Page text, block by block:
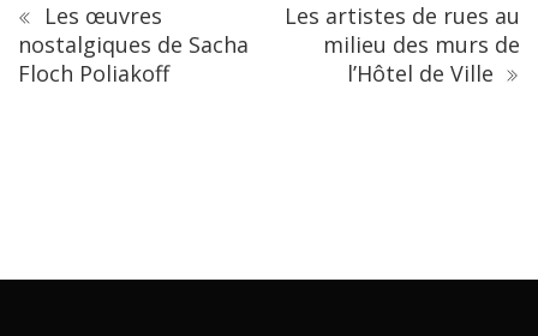
Les œuvres
nostalgiques de Sacha
Floch Poliakoff
Les artistes de rues au
milieu des murs de
l’Hôtel de Ville